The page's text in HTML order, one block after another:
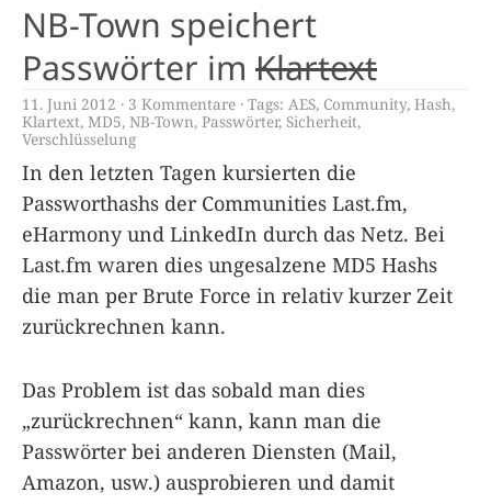
NB-Town speichert
Passwörter im Klartext
11. Juni 2012 3 Kommentare Tags: AES, Community, Hash,
Klartext, MD5, NB-Town, Passwörter, Sicherheit,
Verschlüsselung
In den letzten Tagen kursierten die
Passworthashs der Communities Last.fm,
eHarmony und LinkedIn durch das Netz. Bei
Last.fm waren dies ungesalzene MD5 Hashs
die man per Brute Force in relativ kurzer Zeit
zurückrechnen kann.
Das Problem ist das sobald man dies
„zurückrechnen“ kann, kann man die
Passwörter bei anderen Diensten (Mail,
Amazon, usw.) ausprobieren und damit